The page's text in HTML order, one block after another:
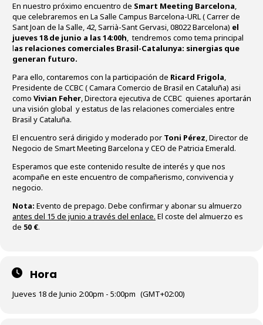
En nuestro próximo encuentro de Smart Meeting Barcelona,
que celebraremos en La Salle Campus Barcelona-URL ( Carrer de
Sant Joan de la Salle, 42, Sarrià-Sant Gervasi, 08022 Barcelona) el
jueves 18 de junio a las 14:00h, tendremos como tema principal
las relaciones comerciales Brasil-Catalunya: sinergias que
generan futuro.
Para ello, contaremos con la participación de Ricard Frigola,
Presidente de CCBC ( Camara Comercio de Brasil en Cataluña) asi
como Vivian Feher, Directora ejecutiva de CCBC quienes aportarán
una visión global y estatus de las relaciones comerciales entre
Brasil y Cataluña.
El encuentro será dirigido y moderado por Toni Pérez, Director de
Negocio de Smart Meeting Barcelona y CEO de Patricia Emerald.
Esperamos que este contenido resulte de interés y que nos
acompañe en este encuentro de compañerismo, convivencia y
negocio.
Nota: Evento de prepago. Debe confirmar y abonar su almuerzo
antes del 15 de junio a través del enlace. El coste del almuerzo es
de 50 €.
Hora
Jueves 18 de Junio 2:00pm - 5:00pm (GMT+02:00)